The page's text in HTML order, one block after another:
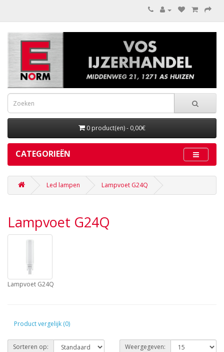
0 product(en) - 0,00€
CATEGORIEËN
Led lampen Lampvoet G24Q
Lampvoet G24Q
Lampvoet G24Q
Product vergelijk (0)
Sorteren op: Weergegeven: